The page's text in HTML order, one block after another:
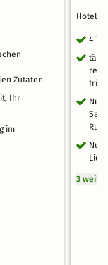
Zutaten
Ihr
im
Hotel
4
3